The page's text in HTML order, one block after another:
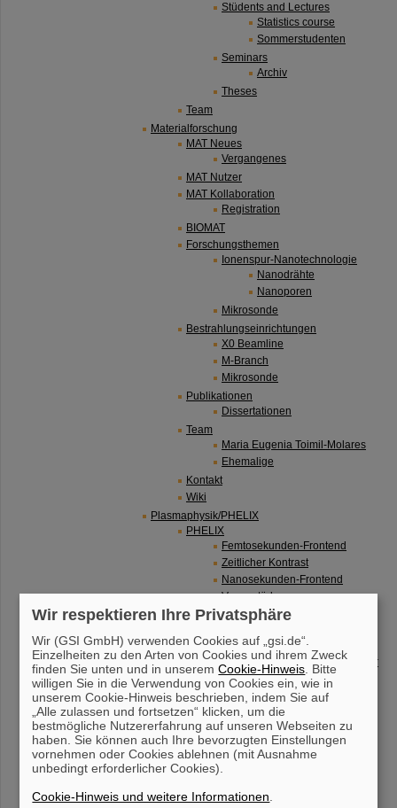
Stüdents and Lectures
Statistics course
Sommerstudenten
Seminars
Archiv
Theses
Team
Materialforschung
MAT Neues
Vergangenes
MAT Nutzer
MAT Kollaboration
Registration
BIOMAT
Forschungsthemen
Ionenspur-Nanotechnologie
Nanodrähte
Nanoporen
Mikrosonde
Bestrahlungseinrichtungen
X0 Beamline
M-Branch
Mikrosonde
Publikationen
Dissertationen
Team
Maria Eugenia Toimil-Molares
Ehemalige
Kontakt
Wiki
Plasmaphysik/PHELIX
PHELIX
Femtosekunden-Frontend
Zeitlicher Kontrast
Nanosekunden-Frontend
Vorverstärker
Hauptverstärker
Petawatt Targetbereich
SEPPL Backlighter Laser
Kontrollsystem
Timing-System
Sicherheit
Reinräume
Anlagen in der Experimenthalle (Z6)
nhelix-Laser
HHT Beamline
Wir respektieren Ihre Privatsphäre
Wir (GSI GmbH) verwenden Cookies auf „gsi.de“.
Einzelheiten zu den Arten von Cookies und ihrem Zweck
finden Sie unten und in unseremCookie-Hinweis . Bitte
willigen Sie in die Verwendung von Cookies ein, wie in
unserem Cookie-Hinweis beschrieben, indem Sie auf
„Alle zulassen und fortsetzen“ klicken, um die
bestmögliche Nutzererfahrung auf unseren Webseiten zu
haben. Sie können auch Ihre bevorzugten Einstellungen
vornehmen oder Cookies ablehnen (mit Ausnahme
unbedingt erforderlicher Cookies).
Cookie-Hinweis und weitere Informationen